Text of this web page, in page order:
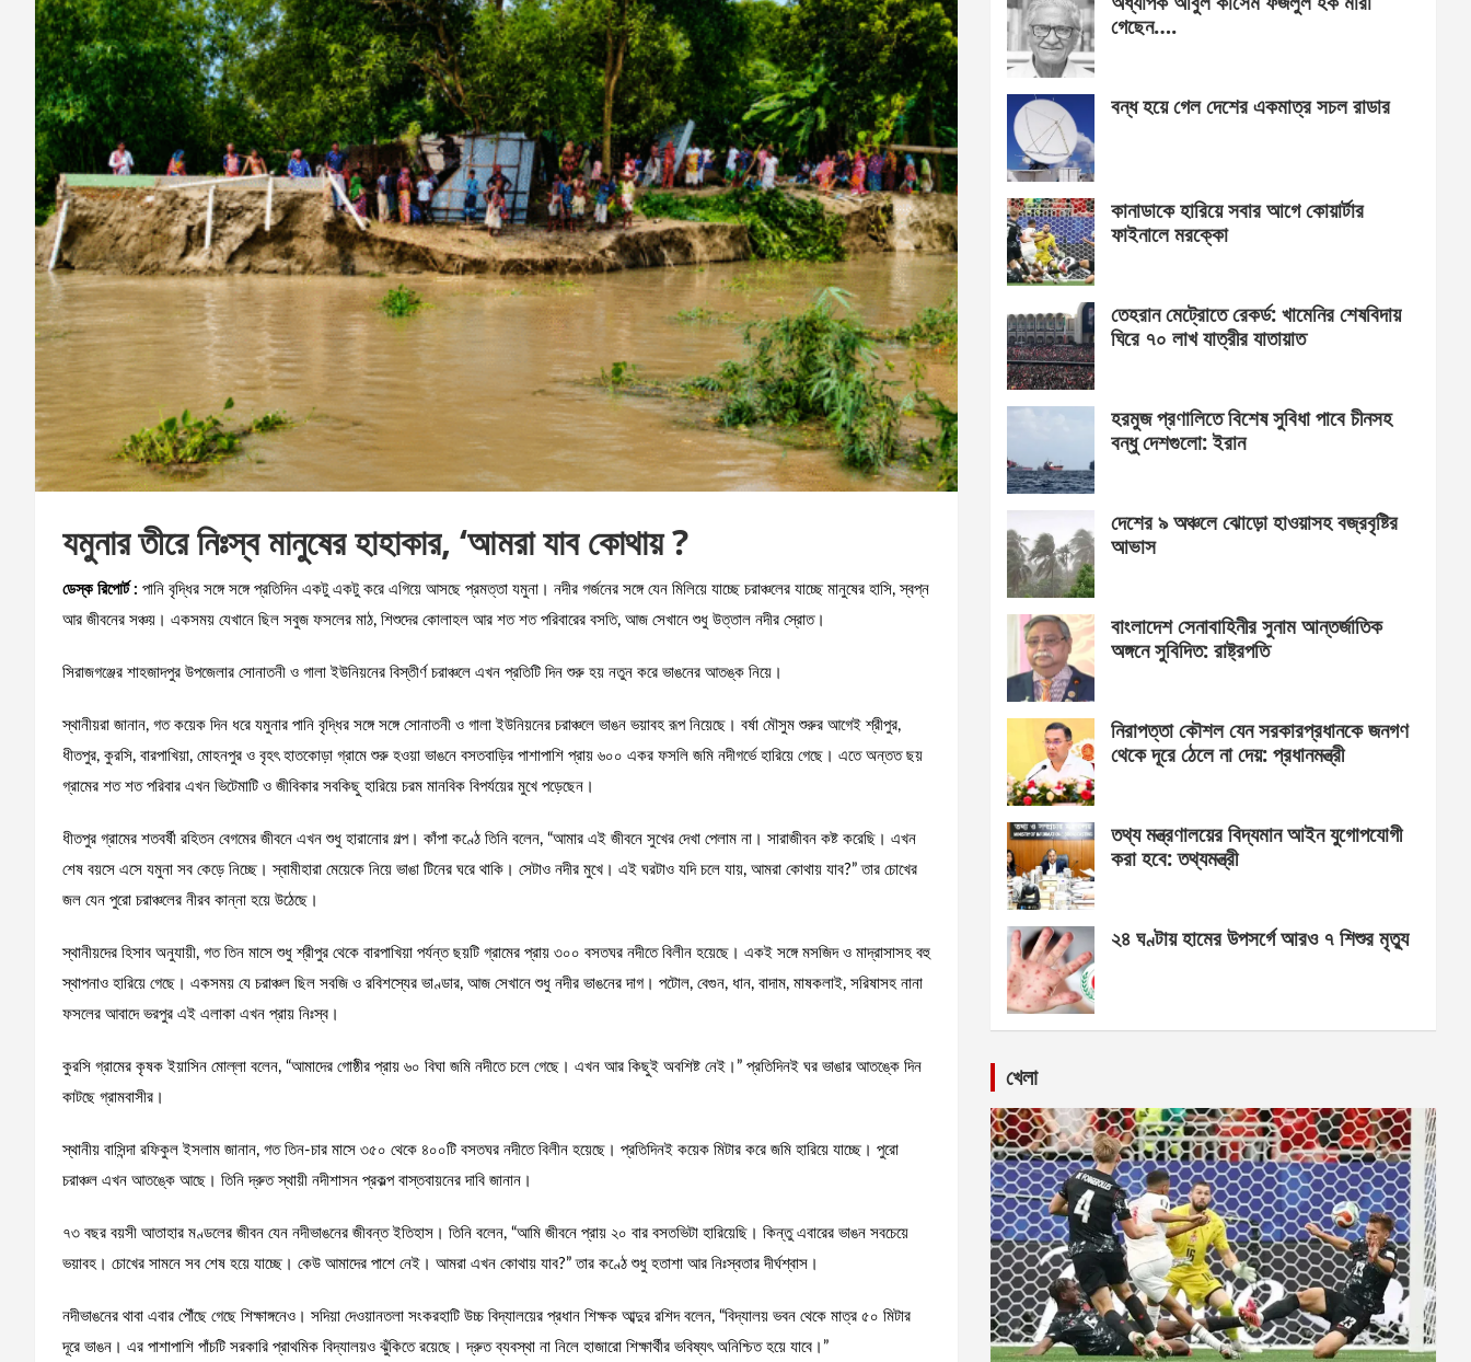
যমুনার তীরে নিঃস্ব মানুষের হাহাকার, ‘আমরা যাব কোথায় ?
ডেস্ক রিপোর্ট : পানি বৃদ্ধির সঙ্গে সঙ্গে প্রতিদিন একটু একটু করে এগিয়ে আসছে প্রমত্তা যমুনা। নদীর গর্জনের সঙ্গে যেন মিলিয়ে যাচ্ছে চরাঞ্চলের যাচ্ছে মানুষের হাসি, স্বপ্ন
আর জীবনের সঞ্চয়। একসময় যেখানে ছিল সবুজ ফসলের মাঠ, শিশুদের কোলাহল আর শত শত পরিবারের বসতি, আজ সেখানে শুধু উত্তাল নদীর স্রোত।
সিরাজগঞ্জের শাহজাদপুর উপজেলার সোনাতনী ও গালা ইউনিয়নের বিস্তীর্ণ চরাঞ্চলে এখন প্রতিটি দিন শুরু হয় নতুন করে ভাঙনের আতঙ্ক নিয়ে।
স্থানীয়রা জানান, গত কয়েক দিন ধরে যমুনার পানি বৃদ্ধির সঙ্গে সঙ্গে সোনাতনী ও গালা ইউনিয়নের চরাঞ্চলে ভাঙন ভয়াবহ রূপ নিয়েছে। বর্ষা মৌসুম শুরুর আগেই শ্রীপুর,
ধীতপুর, কুরসি, বারপাখিয়া, মোহনপুর ও বৃহৎ হাতকোড়া গ্রামে শুরু হওয়া ভাঙনে বসতবাড়ির পাশাপাশি প্রায় ৬০০ একর ফসলি জমি নদীগর্ভে হারিয়ে গেছে। এতে অন্তত ছয়
গ্রামের শত শত পরিবার এখন ভিটেমাটি ও জীবিকার সবকিছু হারিয়ে চরম মানবিক বিপর্যয়ের মুখে পড়েছেন।
ধীতপুর গ্রামের শতবর্ষী রহিতন বেগমের জীবনে এখন শুধু হারানোর গল্প। কাঁপা কণ্ঠে তিনি বলেন, “আমার এই জীবনে সুখের দেখা পেলাম না। সারাজীবন কষ্ট করেছি। এখন
শেষ বয়সে এসে যমুনা সব কেড়ে নিচ্ছে। স্বামীহারা মেয়েকে নিয়ে ভাঙা টিনের ঘরে থাকি। সেটাও নদীর মুখে। এই ঘরটাও যদি চলে যায়, আমরা কোথায় যাব?” তার চোখের
জল যেন পুরো চরাঞ্চলের নীরব কান্না হয়ে উঠেছে।
স্থানীয়দের হিসাব অনুযায়ী, গত তিন মাসে শুধু শ্রীপুর থেকে বারপাখিয়া পর্যন্ত ছয়টি গ্রামের প্রায় ৩০০ বসতঘর নদীতে বিলীন হয়েছে। একই সঙ্গে মসজিদ ও মাদ্রাসাসহ বহু
স্থাপনাও হারিয়ে গেছে। একসময় যে চরাঞ্চল ছিল সবজি ও রবিশস্যের ভাণ্ডার, আজ সেখানে শুধু নদীর ভাঙনের দাগ। পটোল, বেগুন, ধান, বাদাম, মাষকলাই, সরিষাসহ নানা
ফসলের আবাদে ভরপুর এই এলাকা এখন প্রায় নিঃস্ব।
কুরসি গ্রামের কৃষক ইয়াসিন মোল্লা বলেন, “আমাদের গোষ্ঠীর প্রায় ৬০ বিঘা জমি নদীতে চলে গেছে। এখন আর কিছুই অবশিষ্ট নেই।” প্রতিদিনই ঘর ভাঙার আতঙ্কে দিন
কাটছে গ্রামবাসীর।
স্থানীয় বাসিন্দা রফিকুল ইসলাম জানান, গত তিন-চার মাসে ৩৫০ থেকে ৪০০টি বসতঘর নদীতে বিলীন হয়েছে। প্রতিদিনই কয়েক মিটার করে জমি হারিয়ে যাচ্ছে। পুরো
চরাঞ্চল এখন আতঙ্কে আছে। তিনি দ্রুত স্থায়ী নদীশাসন প্রকল্প বাস্তবায়নের দাবি জানান।
৭৩ বছর বয়সী আতাহার মণ্ডলের জীবন যেন নদীভাঙনের জীবন্ত ইতিহাস। তিনি বলেন, “আমি জীবনে প্রায় ২০ বার বসতভিটা হারিয়েছি। কিন্তু এবারের ভাঙন সবচেয়ে
ভয়াবহ। চোখের সামনে সব শেষ হয়ে যাচ্ছে। কেউ আমাদের পাশে নেই। আমরা এখন কোথায় যাব?” তার কণ্ঠে শুধু হতাশা আর নিঃস্বতার দীর্ঘশ্বাস।
নদীভাঙনের থাবা এবার পৌঁছে গেছে শিক্ষাঙ্গনেও। সদিয়া দেওয়ানতলা সংকরহাটি উচ্চ বিদ্যালয়ের প্রধান শিক্ষক আব্দুর রশিদ বলেন, “বিদ্যালয় ভবন থেকে মাত্র ৫০ মিটার
দূরে ভাঙন। এর পাশাপাশি পাঁচটি সরকারি প্রাথমিক বিদ্যালয়ও ঝুঁকিতে রয়েছে। দ্রুত ব্যবস্থা না নিলে হাজারো শিক্ষার্থীর ভবিষ্যৎ অনিশ্চিত হয়ে যাবে।”
গেছেন….
বন্ধ হয়ে গেল দেশের একমাত্র সচল রাডার
কানাডাকে হারিয়ে সবার আগে কোয়ার্টার
ফাইনালে মরক্কো
তেহরান মেট্রোতে রেকর্ড: খামেনির শেষবিদায়
ঘিরে ৭০ লাখ যাত্রীর যাতায়াত
হরমুজ প্রণালিতে বিশেষ সুবিধা পাবে চীনসহ
বন্ধু দেশগুলো: ইরান
দেশের ৯ অঞ্চলে ঝোড়ো হাওয়াসহ বজ্রবৃষ্টির
আভাস
বাংলাদেশ সেনাবাহিনীর সুনাম আন্তর্জাতিক
অঙ্গনে সুবিদিত: রাষ্ট্রপতি
নিরাপত্তা কৌশল যেন সরকারপ্রধানকে জনগণ
থেকে দূরে ঠেলে না দেয়: প্রধানমন্ত্রী
তথ্য মন্ত্রণালয়ের বিদ্যমান আইন যুগোপযোগী
করা হবে: তথ্যমন্ত্রী
২৪ ঘণ্টায় হামের উপসর্গে আরও ৭ শিশুর মৃত্যু
খেলা